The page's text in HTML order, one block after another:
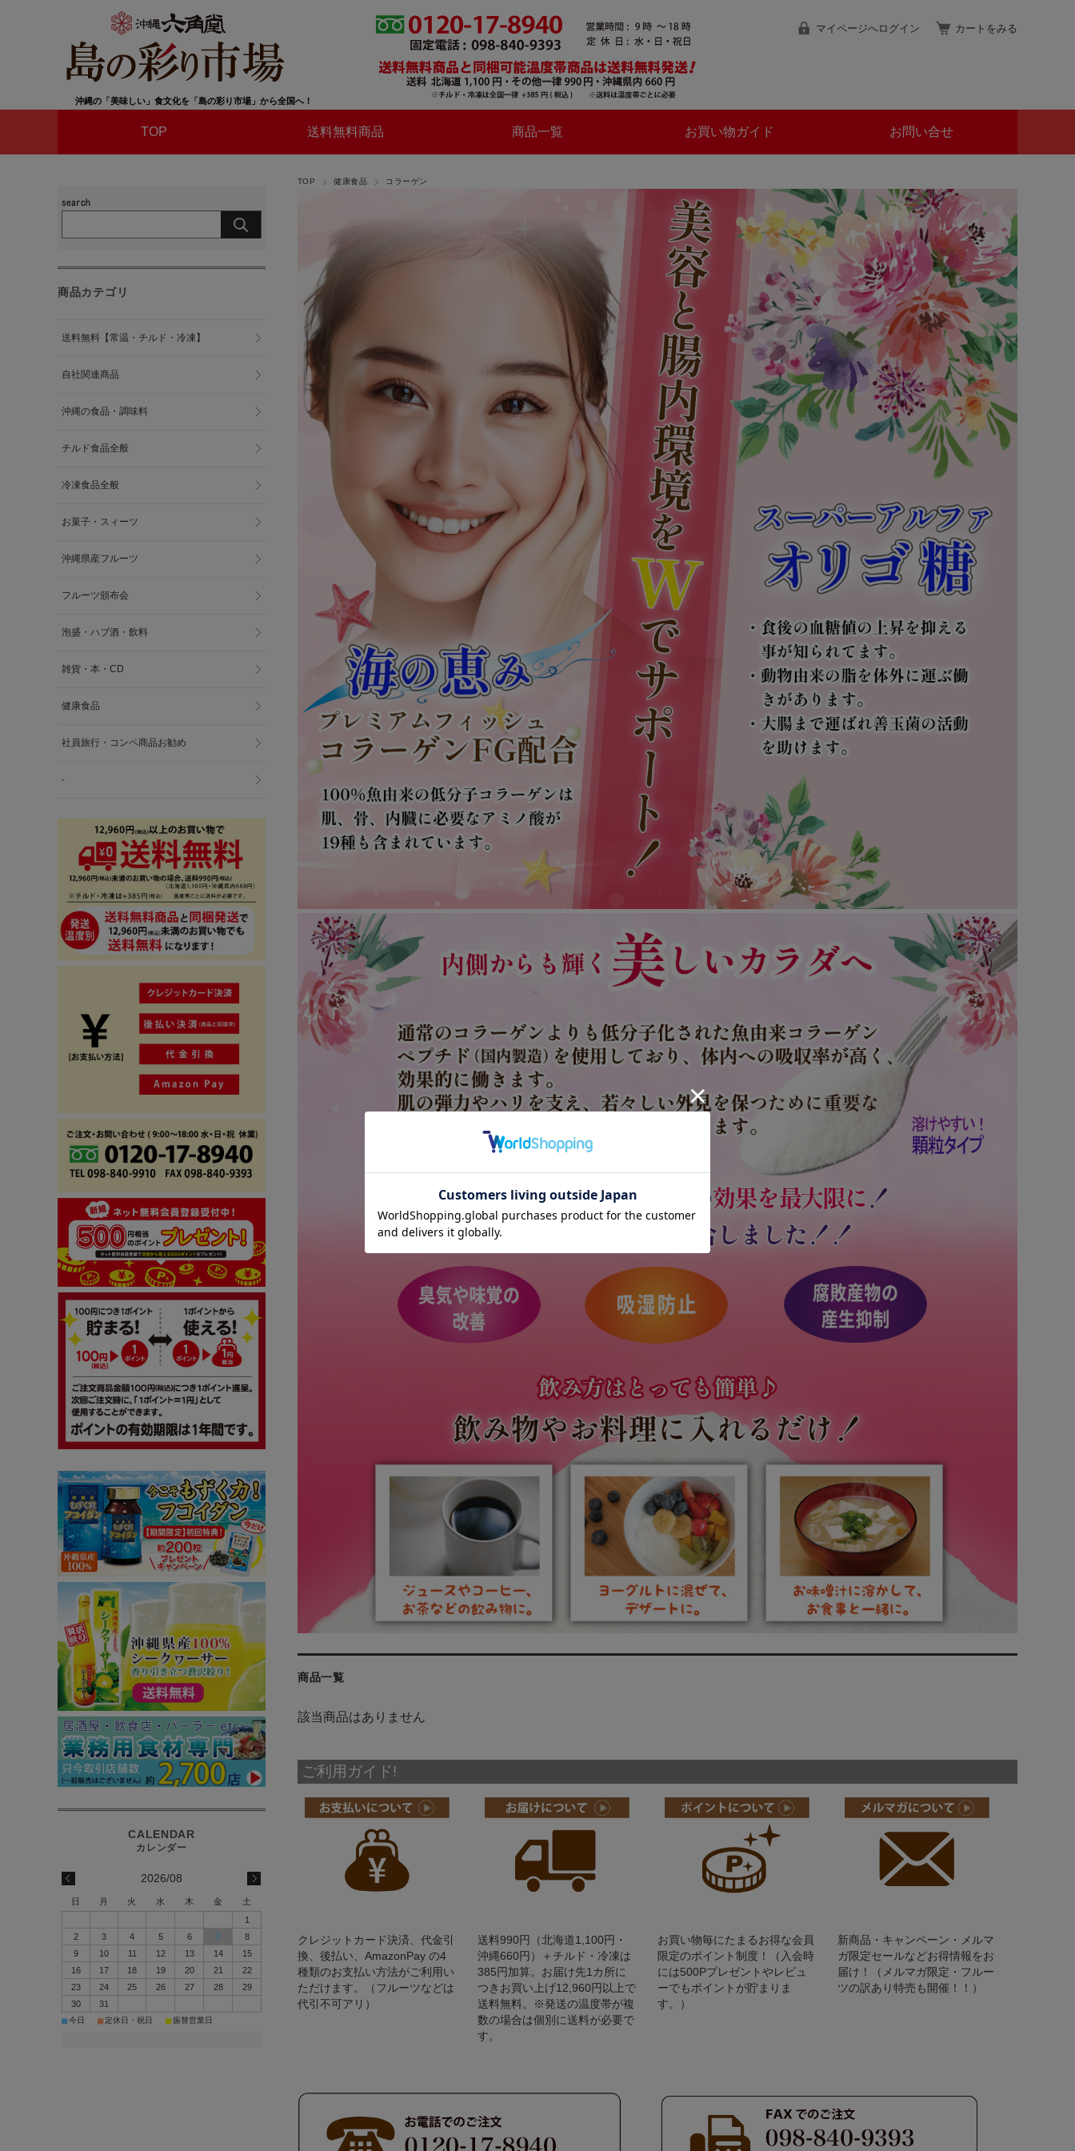
沖縄の「美味しい」食文化を「島の彩り市場」から全国へ！
マイページへログイン カートをみる
TOP 送料無料商品 商品一覧 お買い物ガイド お問い合せ
TOP 健康食品 コラーゲン
商品一覧
該当商品はありません
ご利用ガイド!
クレジットカード決済、代金引
換、後払い、AmazonPay の4
種類のお支払い方法がご利用い
ただけます。（フルーツなどは
代引不可アリ）
送料990円（北海道1,100円・
沖縄660円）＋チルド・冷凍は
385円加算。お届け先1カ所に
つきお買い上げ12,960円以上で
送料無料。※発送の温度帯が複
数の場合は個別に送料が必要で
す。
お買い物毎にたまるお得な会員
限定のポイント制度！（入会時
には500Pプレゼントやレビュ
ーでもポイントが貯まりま
す。）
新商品・キャンペーン・メルマ
ガ限定セールなどお得情報をお
届け！（メルマガ限定・フルー
ツの訳あり特売も開催！！）
商品カテゴリ
送料無料【常温・チルド・冷凍】
自社関連商品
沖縄の食品・調味料
チルド食品全般
冷凍食品全般
お菓子・スィーツ
沖縄県産フルーツ
フルーツ頒布会
泡盛・ハブ酒・飲料
雑貨・本・CD
健康食品
社員旅行・コンペ商品お勧め
-
2026/08
日 月 火 水 木 金
土
1
2
3 4 5 6 7
8
9
10 11 12 13 14
15
16
17 18 19 20 21
22
23
24 25 26 27 28
29
30
31
■今日 ■ 定休日・祝日 ■振替営業日